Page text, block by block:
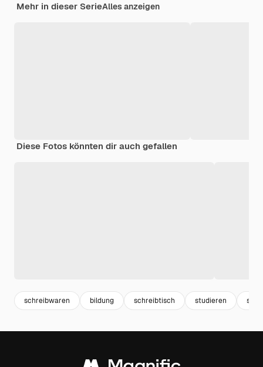
Mehr in dieser SerieAlles anzeigen
Diese Fotos könnten dir auch gefallen
schreibwaren bildung schreibtisch studieren